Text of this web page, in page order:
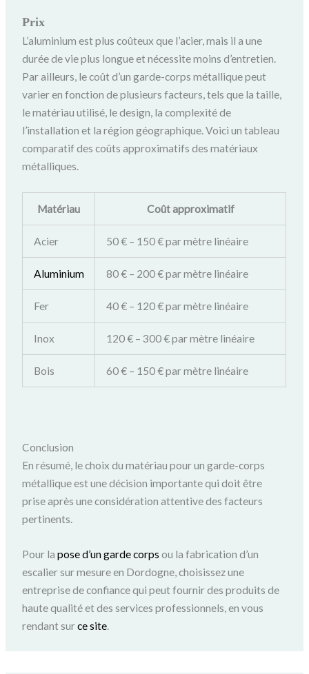
Prix
L’aluminium est plus coûteux que l’acier, mais il a une
durée de vie plus longue et nécessite moins d’entretien.
Par ailleurs, le coût d’un garde-corps métallique peut
varier en fonction de plusieurs facteurs, tels que la taille,
le matériau utilisé, le design, la complexité de
l’installation et la région géographique. Voici un tableau
comparatif des coûts approximatifs des matériaux
métalliques.
Matériau Coût approximatif
Acier 50 € – 150 € par mètre linéaire
Aluminium 80 € – 200 € par mètre linéaire
Fer 40 € – 120 € par mètre linéaire
Inox 120 € – 300 € par mètre linéaire
Bois 60 € – 150 € par mètre linéaire
Conclusion
En résumé, le choix du matériau pour un garde-corps
métallique est une décision importante qui doit être
prise après une considération attentive des facteurs
pertinents.
Pour lapose d’un garde corpsou la fabrication d’un
escalier sur mesure en Dordogne, choisissez une
entreprise de confiance qui peut fournir des produits de
haute qualité et des services professionnels, en vous
rendant surce site.